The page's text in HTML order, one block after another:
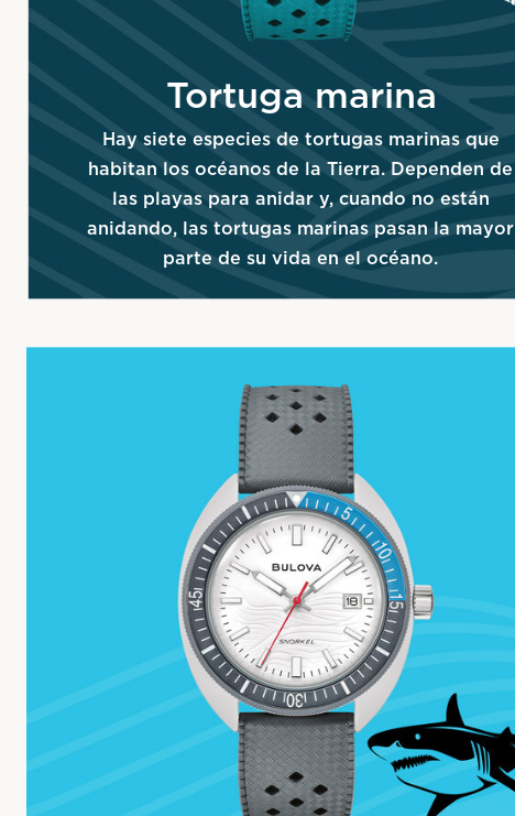
Tortuga marina
Hay siete especies de tortugas marinas que
habitan los océanos de la Tierra. Dependen de
las playas para anidar y, cuando no están
anidando, las tortugas marinas pasan la mayor
parte de su vida en el océano.